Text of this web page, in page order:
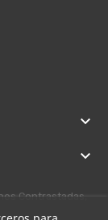
keyboard_arrow_down
keyboard_arrow_down
Contrastadas,